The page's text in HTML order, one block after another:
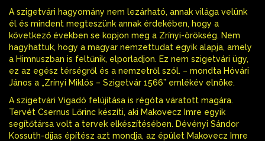
A szigetvári hagyomány nem lezárható, annak világa velünk
él és mindent megteszünk annak érdekében, hogy a
következő években se kopjon meg a Zrínyi-örökség. Nem
hagyhattuk, hogy a magyar nemzettudat egyik alapja, amely
a Himnuszban is feltűnik, elporladjon. Ez nem szigetvári ügy,
ez az egész térségről és a nemzetről szól. – mondta Hóvári
János a „Zrínyi Miklós – Szigetvár 1566” emlékév elnöke.
A szigetvári Vigadó felújítása is régóta váratott magára.
Tervét Csernus Lőrinc készíti, aki Makovecz Imre egyik
segítőtársa volt a tervek elkészítésében. Dévényi Sándor
Kossuth-díjas építész azt mondja, az épület Makovecz Imre